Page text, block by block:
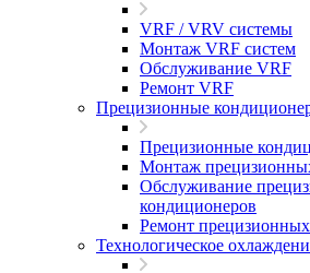
VRF / VRV системы
Монтаж VRF систем
Обслуживание VRF
Ремонт VRF
Прецизионные
Прецизионные
Монтаж
Обслуживание
кондиционеров
Ремонт
Технологическое